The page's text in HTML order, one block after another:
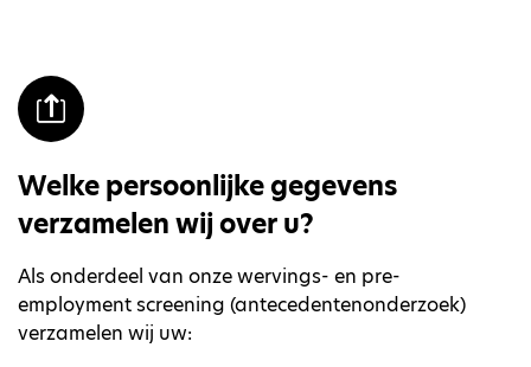
Welke persoonlijke gegevens
verzamelen wij over u?
Als onderdeel van onze wervings- en pre-
employment screening (antecedentenonderzoek)
verzamelen wij uw: